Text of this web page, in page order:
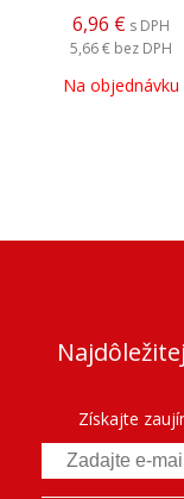
6,96 € s DPH
5,66 € bez DPH
Na objednávku
Získajte